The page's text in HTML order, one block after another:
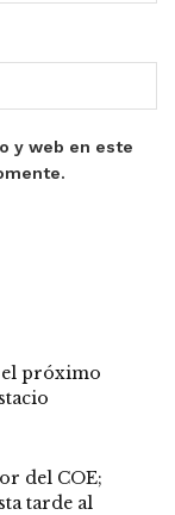
y web en este
el próximo
del COE;
tarde al